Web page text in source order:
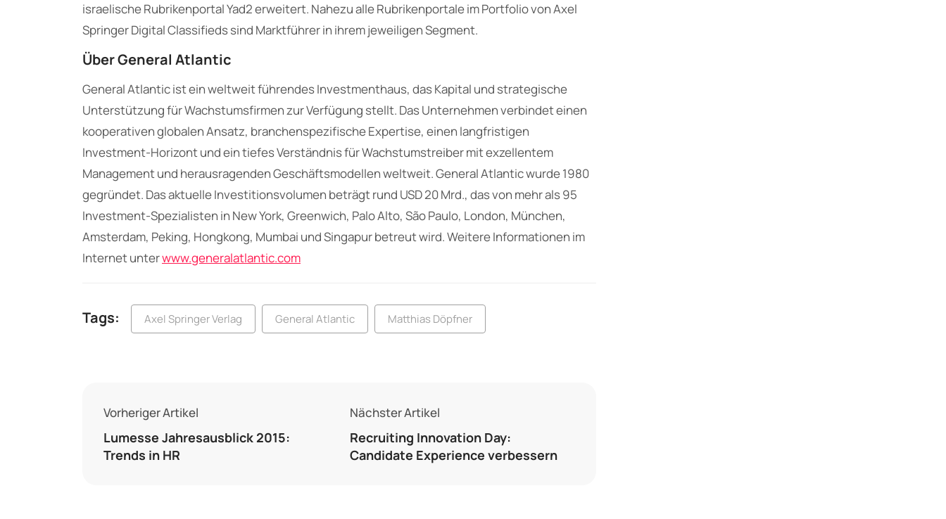
israelische Rubrikenportal Yad2 erweitert. Nahezu alle Rubrikenportale im Portfolio von Axel
Springer Digital Classifieds sind Marktführer in ihrem jeweiligen Segment.
Über General Atlantic
General Atlantic ist ein weltweit führendes Investmenthaus, das Kapital und strategische
Unterstützung für Wachstumsfirmen zur Verfügung stellt. Das Unternehmen verbindet einen
kooperativen globalen Ansatz, branchenspezifische Expertise, einen langfristigen
Investment-Horizont und ein tiefes Verständnis für Wachstumstreiber mit exzellentem
Management und herausragenden Geschäftsmodellen weltweit. General Atlantic wurde 1980
gegründet. Das aktuelle Investitionsvolumen beträgt rund USD 20 Mrd., das von mehr als 95
Investment-Spezialisten in New York, Greenwich, Palo Alto, São Paulo, London, München,
Amsterdam, Peking, Hongkong, Mumbai und Singapur betreut wird. Weitere Informationen im
Internet unterwww.generalatlantic.com
Tags: Axel Springer Verlag General Atlantic Matthias Döpfner
Vorheriger Artikel
Lumesse Jahresausblick 2015:
Trends in HR
Nächster Artikel
Recruiting Innovation Day:
Candidate Experience verbessern